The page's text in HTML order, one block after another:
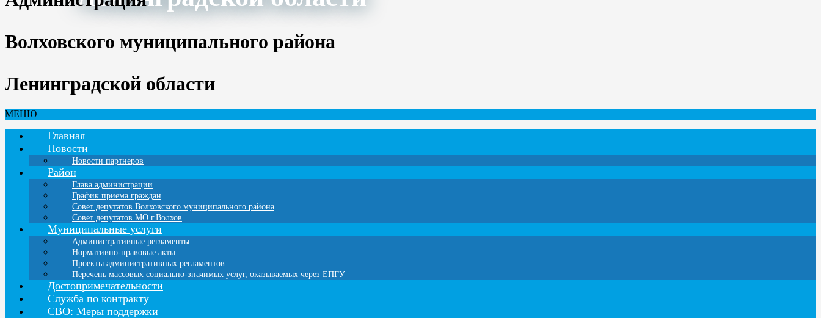
Волховского муниципального района
Ленинградской области
МЕНЮ
Главная
Новости
Новости партнеров
Район
Глава администрации
График приема граждан
Совет депутатов Волховского муниципального района
Совет депутатов МО г.Волхов
Муниципальные услуги
Административные регламенты
Нормативно-правовые акты
Проекты административных регламентов
Перечень массовых социально-значимых услуг, оказываемых через ЕПГУ
Достопримечательности
Служба по контракту
СВО: Меры поддержки